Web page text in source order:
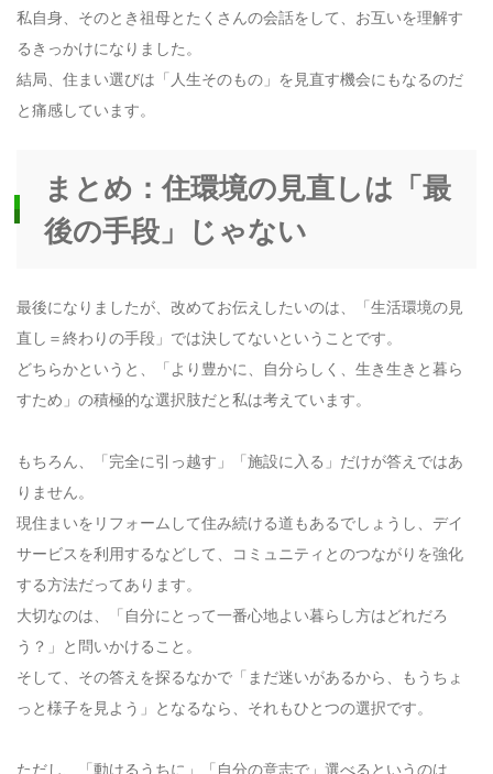
私自身、そのとき祖母とたくさんの会話をして、お互いを理解す
るきっかけになりました。
結局、住まい選びは「人生そのもの」を見直す機会にもなるのだ
と痛感しています。
まとめ：住環境の見直しは「最
後の手段」じゃない
最後になりましたが、改めてお伝えしたいのは、「生活環境の見
直し＝終わりの手段」では決してないということです。
どちらかというと、「より豊かに、自分らしく、生き生きと暮ら
すため」の積極的な選択肢だと私は考えています。
もちろん、「完全に引っ越す」「施設に入る」だけが答えではあ
りません。
現住まいをリフォームして住み続ける道もあるでしょうし、デイ
サービスを利用するなどして、コミュニティとのつながりを強化
する方法だってあります。
大切なのは、「自分にとって一番心地よい暮らし方はどれだろ
う？」と問いかけること。
そして、その答えを探るなかで「まだ迷いがあるから、もうちょ
っと様子を見よう」となるなら、それもひとつの選択です。
ただし、「動けるうちに」「自分の意志で」選べるというのは、